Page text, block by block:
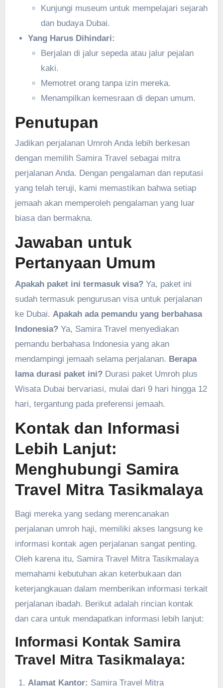
Kunjungi museum untuk mempelajari sejarah
dan budaya Dubai.
Yang Harus Dihindari:
Berjalan di jalur sepeda atau jalur pejalan
kaki.
Memotret orang tanpa izin mereka.
Menampilkan kemesraan di depan umum.
Penutupan
Jadikan perjalanan Umroh Anda lebih berkesan
dengan memilih Samira Travel sebagai mitra
perjalanan Anda. Dengan pengalaman dan reputasi
yang telah teruji, kami memastikan bahwa setiap
jemaah akan memperoleh pengalaman yang luar
biasa dan bermakna.
Jawaban untuk
Pertanyaan Umum
Apakah paket ini termasuk visa?Ya, paket ini
sudah termasuk pengurusan visa untuk perjalanan
ke Dubai. Apakah ada pemandu yang berbahasa
Indonesia?Ya, Samira Travel menyediakan
pemandu berbahasa Indonesia yang akan
mendampingi jemaah selama perjalanan. Berapa
lama durasi paket ini?Durasi paket Umroh plus
Wisata Dubai bervariasi, mulai dari 9 hari hingga 12
hari, tergantung pada preferensi jemaah.
Kontak dan Informasi
Lebih Lanjut:
Menghubungi Samira
Travel Mitra Tasikmalaya
Bagi mereka yang sedang merencanakan
perjalanan umroh haji, memiliki akses langsung ke
informasi kontak agen perjalanan sangat penting.
Oleh karena itu, Samira Travel Mitra Tasikmalaya
memahami kebutuhan akan keterbukaan dan
keterjangkauan dalam memberikan informasi terkait
perjalanan ibadah. Berikut adalah rincian kontak
dan cara untuk mendapatkan informasi lebih lanjut:
Informasi Kontak Samira
Travel Mitra Tasikmalaya:
Alamat Kantor: Samira Travel Mitra